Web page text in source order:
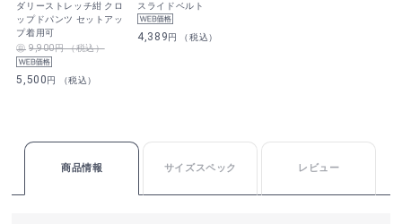
ダリーストレッチ紺 クロ
ップドパンツ セットアッ
プ着用可
9,900円 （税込）
5,500円 （税込）
スライドベルト
4,389円 （税込）
商品情報 サイズスペック レビュー